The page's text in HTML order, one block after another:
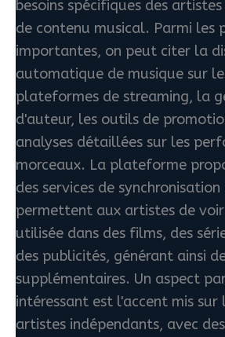
besoins spécifiques des
de contenu musical. Parmi les
importantes, on peut citer la
automatique de musique sur
plateformes de streaming, la
d'auteur, les outils de
analyses détaillées sur les
morceaux. La plateforme
des services de
permettent aux artistes de
utilisée dans des films, des
des publicités, générant ainsi
supplémentaires. Un aspect
intéressant est l'accent mis sur
artistes indépendants, avec